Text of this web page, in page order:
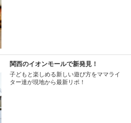
関西のイオンモールで新発見！
子どもと楽しめる新しい遊び方をママライ
ター達が現地から最新リポ！